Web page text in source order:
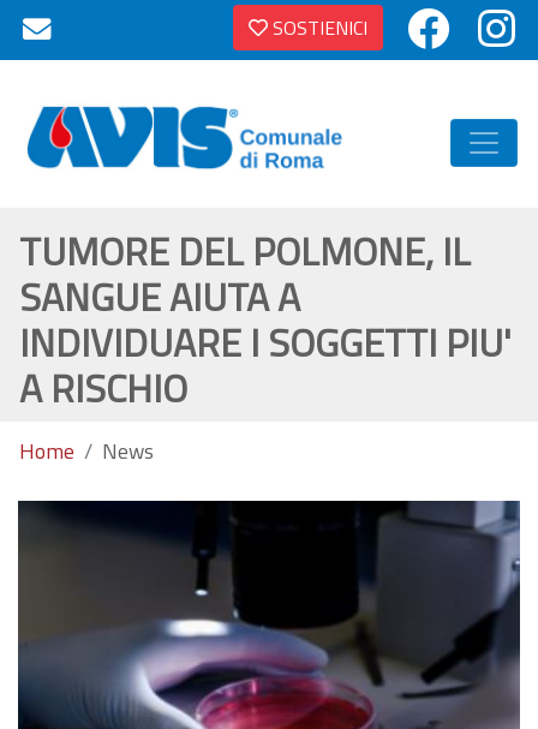
SOSTIENICI
TUMORE DEL POLMONE, IL
SANGUE AIUTA A
INDIVIDUARE I SOGGETTI PIU'
A RISCHIO
Home News